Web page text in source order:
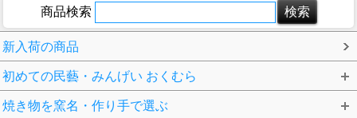
商品検索
新入荷の商品
初めての民藝・みんげい おくむら
焼き物を窯名・作り手で選ぶ